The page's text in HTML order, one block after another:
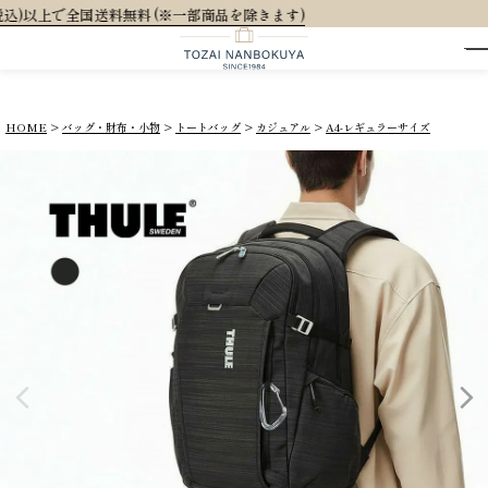
一部商品を除きます)
HOME バッグ・財布・小物 トートバッグ カジュアル A4-レギュラーサイズ